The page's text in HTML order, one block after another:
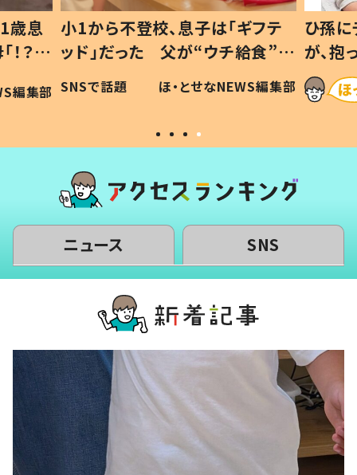
歳息
？」
編集部
小1から不登校、息子は「ギフテ
ッド」だった 父が“ウチ給食”を
作り続ける理由とは #令和の親
#令和の子
SNSで話題 ほ・とせなNEWS編集部
ひ孫
が、
「涙が
い」
ニュース SNS